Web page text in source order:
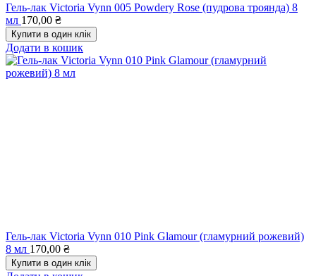
Гель-лак Victoria Vynn 005 Powdery Rose (пудрова троянда) 8
мл 170,00 ₴
Купити в один клік
Додати в кошик
Гель-лак Victoria Vynn 010 Pink Glamour (гламурний рожевий)
8 мл 170,00 ₴
Купити в один клік